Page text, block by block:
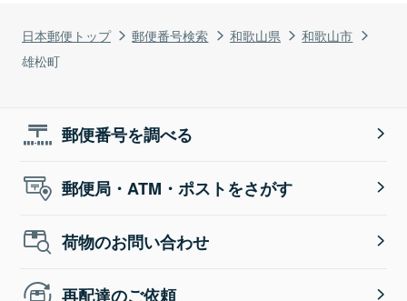
日本郵便トップ 郵便番号検索 和歌山県
和歌山市
雄松町
郵便番号を調べる
郵便局・ATM・ポストをさがす
荷物のお問い合わせ
再配達のご依頼